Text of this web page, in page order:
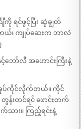
ရင်ဖွင့်ပြီး ဆွဲချွတ်
ယ်၊ ကျုပ်ဆေးက ဘာလဲ
ဘော်လီ အဟောင်းကြီးနဲ့
အုပ်ကိုင်လိုက်တယ်။ ကိုင်
န်းတင်ရင် ဖောင်းတက်
ား။ ကြည့်ရင်းနဲ့